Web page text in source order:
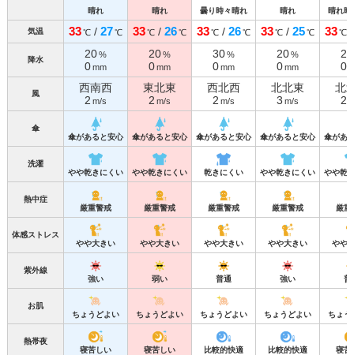
晴れ 晴れ 曇り時々晴れ 晴れ 晴れ時
気温 33℃/ 27℃ 33℃/ 26℃ 33℃/ 26℃ 33℃/ 25℃ 33℃
降水 20%
0mm
20%
0mm
30%
0mm
20%
0mm
20
0
風
西南西
2 m/s
東北東
2 m/s
西北西
2 m/s
北北東
3 m/s
北
2
傘
傘があると安心
傘があると安心 傘があると安心 傘があると安心 傘があ
洗濯
やや乾きにくい
やや乾きにくい 乾きにくい やや乾きにくい やや乾
熱中症
厳重警戒
厳重警戒 厳重警戒 厳重警戒 厳重
体感ストレス
やや大きい
やや大きい やや大きい やや大きい やや
紫外線
強い
弱い 普通 強い 普
お肌
ちょうどよい
ちょうどよい ちょうどよい ちょうどよい ちょう
熱帯夜
寝苦しい
寝苦しい 比較的快適 比較的快適 寝苦